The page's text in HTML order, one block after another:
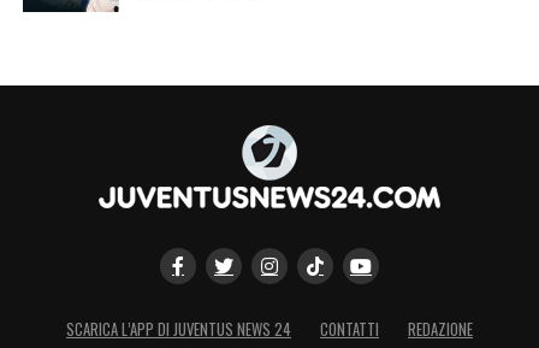
SCARICA L’APP DI JUVENTUS NEWS 24 CONTATTI
REDAZIONE